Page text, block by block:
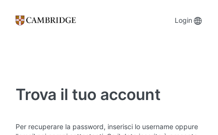
contenuto
Login
Trova il tuo account
Per recuperare la password, inserisci lo username oppure